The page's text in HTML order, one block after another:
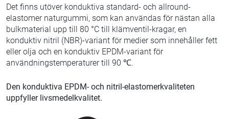
Det finns utöver konduktiva standard- och allround-
elastomer naturgummi, som kan användas för nästan alla
bulkmaterial upp till 80 °C till klämventil-kragar, en
konduktiv nitril (NBR)-variant för medier som innehåller fett
eller olja och en konduktiv EPDM-variant för
användningstemperaturer till 90 ℃.
Den konduktiva EPDM- och nitril-elastomerkvaliteten
uppfyller livsmedelkvalitet.